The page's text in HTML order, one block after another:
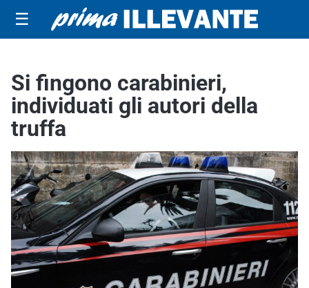
☰
Si fingono carabinieri,
individuati gli autori della
truffa